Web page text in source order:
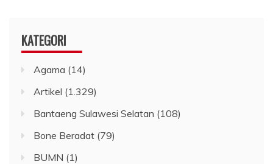
KATEGORI
Agama (14)
Artikel (1.329)
Bantaeng Sulawesi Selatan (108)
Bone Beradat (79)
BUMN (1)